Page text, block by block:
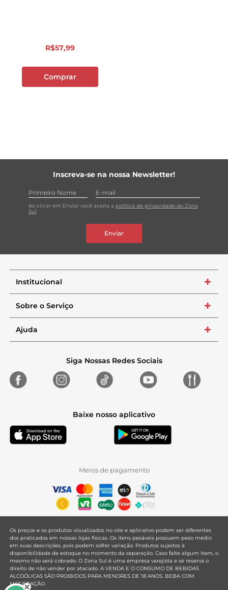
R$57,99
Comprar
Inscreva-se na nossa Newsletter!
Ao clicar em Enviar você aceita a política de privacidade do Zona
Sul
Enviar
Institucional +
Sobre o Serviço +
Ajuda +
Siga Nossas Redes Sociais
Baixe nosso aplicativo
Meios de pagamento
Os preços e os produtos visualizados no site e aplicativo podem ser diferentes
dos praticados em nossas lojas físicas. Os itens pesáveis possuem peso médio
em suas descrições, pois podem sofrer variação. Produtos sujeitos à
disponibilidade de estoque no momento da separação. Caso falte algum item, o
mesmo não será cobrado. O Zona Sul é uma empresa varejista e se reserva o
direito de não vender por atacado. A VENDA E O CONSUMO DE BEBIDAS
ALCOÓLICAS SÃO PROIBIDOS PARA MENORES DE 18 ANOS. BEBA COM
MODERAÇÃO.